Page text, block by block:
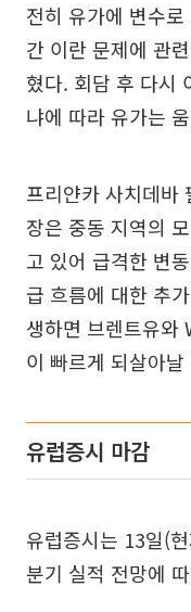
전히 유가에 변수
간 이란 문제에 관
혔다. 회담 후 다시
냐에 따라 유가는
프리얀카 사치데바
장은 중동 지역의
고 있어 급격한 변
급 흐름에 대한 추
생하면 브렌트유와
이 빠르게 되살아
유럽증시 마감
유럽증시는 13일(
분기 실적 전망에